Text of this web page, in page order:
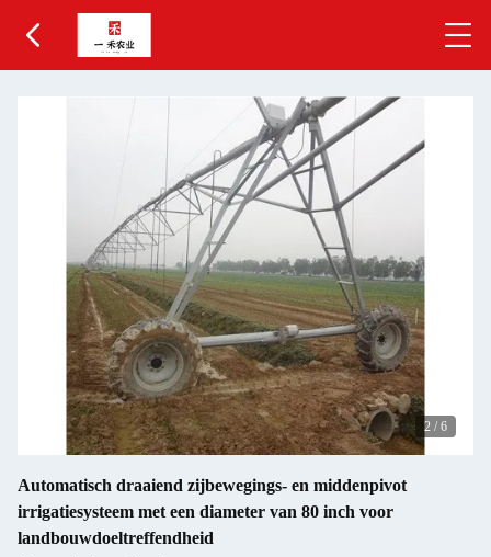
2 / 6
Automatisch draaiend zijbewegings- en middenpivot
irrigatiesysteem met een diameter van 80 inch voor
landbouwdoeltreffendheid